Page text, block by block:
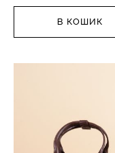
В КОШИК